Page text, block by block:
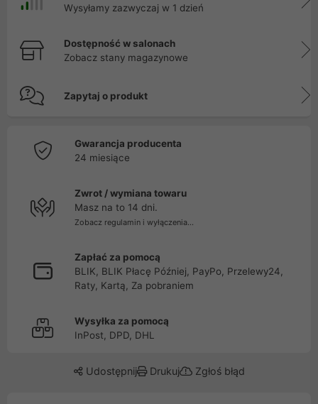
Wysyłamy zazwyczaj w 1 dzień
Dostępność w salonach
Zobacz stany magazynowe
Zapytaj o produkt
Gwarancja producenta
24 miesiące
Zwrot / wymiana towaru
Masz na to 14 dni.
Zobacz regulamin i wyłączenia...
Zapłać za pomocą
BLIK, BLIK Płacę Później, PayPo, Przelewy24,
Raty, Kartą, Za pobraniem
Wysyłka za pomocą
InPost, DPD, DHL
Udostępnij Drukuj Zgłoś błąd